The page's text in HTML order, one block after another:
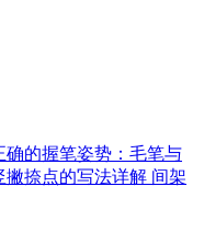
确的握笔姿势：毛笔与
撇捺点的写法详解 间架